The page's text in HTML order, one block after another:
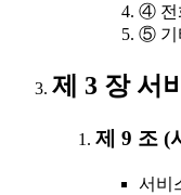
④ 전
⑤ 기
제 3 장 서
제 9 조 (
서비